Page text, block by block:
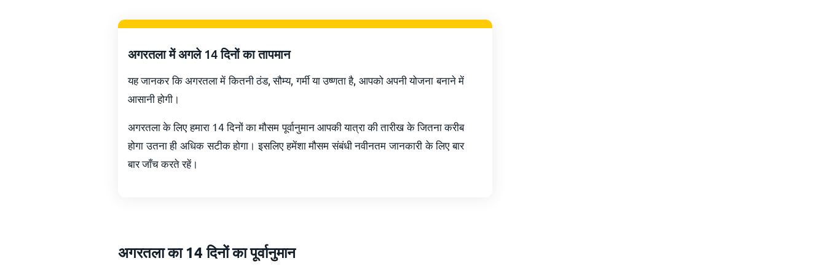
अगरतला में अगले 14 दिनों का तापमान
यह जानकर कि अगरतला में कितनी ठंड, सौम्य, गर्मी या उष्णता है, आपको अपनी योजना बनाने में
आसानी होगी।
अगरतला के लिए हमारा 14 दिनों का मौसम पूर्वानुमान आपकी यात्रा की तारीख के जितना करीब
होगा उतना ही अधिक सटीक होगा। इसलिए हमेंशा मौसम संबंधी नवीनतम जानकारी के लिए बार
बार जाँच करते रहें।
अगरतला का 14 दिनों का पूर्वानुमान